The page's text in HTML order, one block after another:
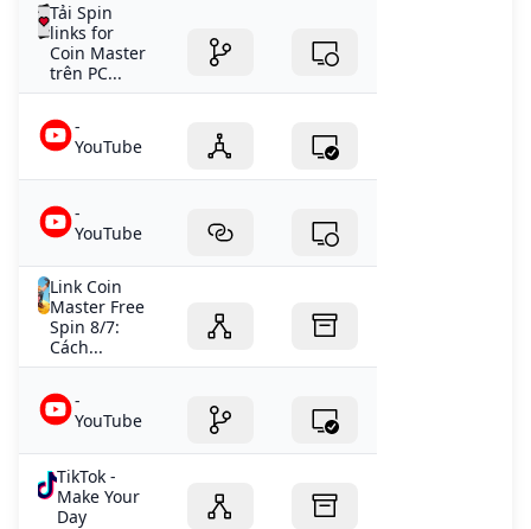
Tải Spin
links for
Coin Master
trên PC...
-
YouTube
-
YouTube
Link Coin
Master Free
Spin 8/7:
Cách...
-
YouTube
TikTok -
Make Your
Day